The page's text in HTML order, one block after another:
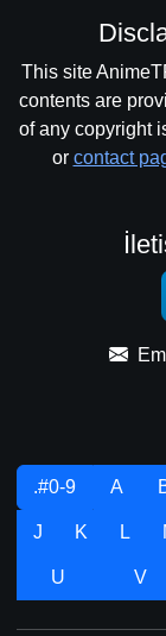
This site
contents are
of any copyright
or contact
.#0-9 A
J K L
U V